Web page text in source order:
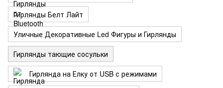
Гирлянды Белт Лайт
Уличные Декоративные Led Фигуры и Гирлянды
Гирлянды тающие сосульки
Гирлянда на Елку от USB с режимами